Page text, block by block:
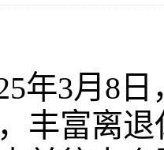
年3月8
丰富离